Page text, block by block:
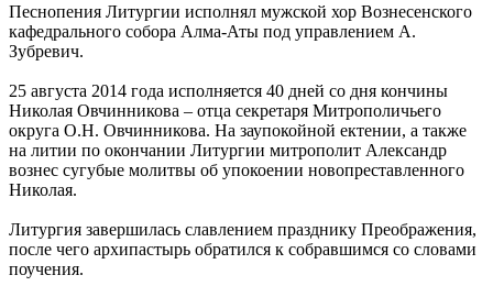
Песнопения Литургии исполнял мужской хор Вознесенского
кафедрального собора Алма-Аты под управлением А.
Зубревич.
25 августа 2014 года исполняется 40 дней со дня кончины
Николая Овчинникова – отца секретаря Митрополичьего
округа О.Н. Овчинникова. На заупокойной ектении, а также
на литии по окончании Литургии митрополит Александр
вознес сугубые молитвы об упокоении новопреставленного
Николая.
Литургия завершилась славлением празднику Преображения,
после чего архипастырь обратился к собравшимся со словами
поучения.